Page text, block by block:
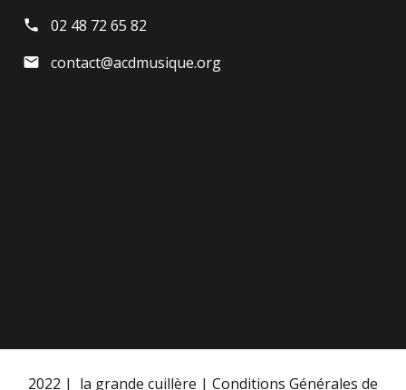
02 48 72 65 82
contact@acdmusique.org
2022 | la grande cuillère | Conditions Générales de